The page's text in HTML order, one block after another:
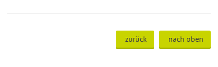
zurück nach oben